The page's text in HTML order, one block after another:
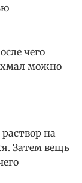
чего
можно
на
Затем вещь